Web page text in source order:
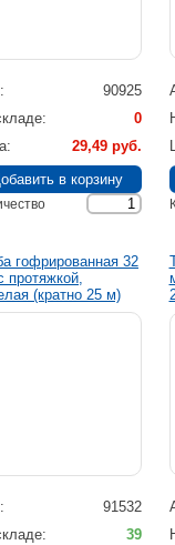
90925
0
29,49 руб.
гофрированная 32
протяжкой,
(кратно 25 м)
91532
39